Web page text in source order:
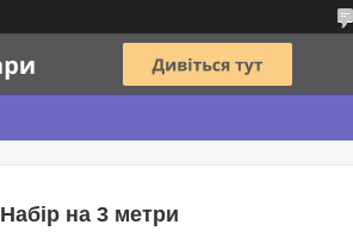
Набір на 3 метри